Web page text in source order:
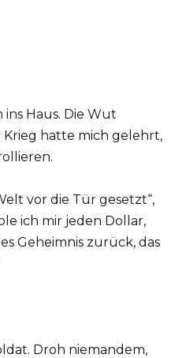
Haus. Die Wut
hatte mich gelehrt,
vor die Tür gesetzt“,
ich mir jeden Dollar,
Geheimnis zurück, das
Droh niemandem,